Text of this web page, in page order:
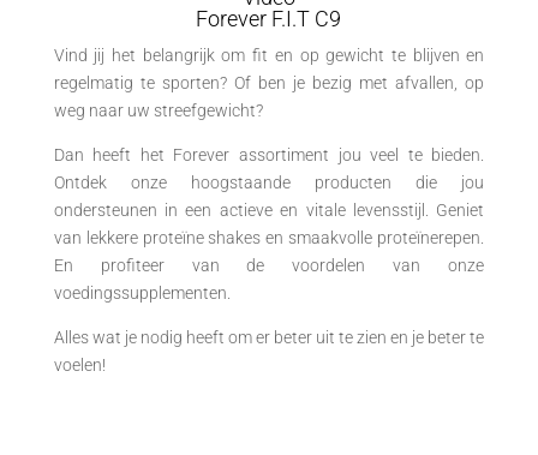
Forever F.I.T C9
Vind jij het belangrijk om fit en op gewicht te blijven en
regelmatig te sporten? Of ben je bezig met afvallen, op
weg naar uw streefgewicht?
Dan heeft het Forever assortiment jou veel te bieden.
Ontdek onze hoogstaande producten die jou
ondersteunen in een actieve en vitale levensstijl. Geniet
van lekkere proteïne shakes en smaakvolle proteïnerepen.
En profiteer van de voordelen van onze
voedingssupplementen.
Alles wat je nodig heeft om er beter uit te zien en je beter te
voelen!